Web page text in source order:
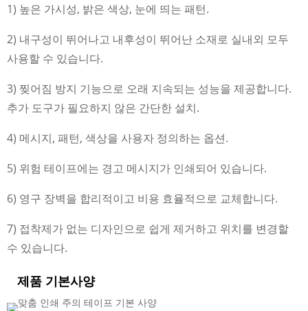
1) 높은 가시성, 밝은 색상, 눈에 띄는 패턴.
2) 내구성이 뛰어나고 내후성이 뛰어난 소재로 실내외 모두
사용할 수 있습니다.
3) 찢어짐 방지 기능으로 오래 지속되는 성능을 제공합니다.
추가 도구가 필요하지 않은 간단한 설치.
4) 메시지, 패턴, 색상을 사용자 정의하는 옵션.
5) 위험 테이프에는 경고 메시지가 인쇄되어 있습니다.
6) 영구 장벽을 합리적이고 비용 효율적으로 교체합니다.
7) 접착제가 없는 디자인으로 쉽게 제거하고 위치를 변경할
수 있습니다.
제품 기본사양